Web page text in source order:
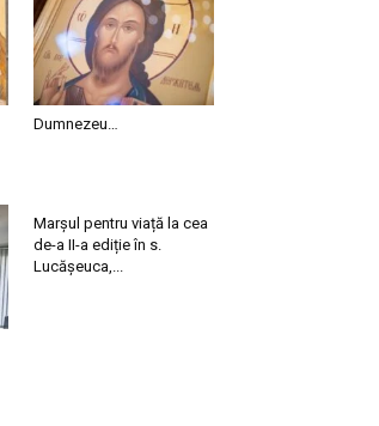
Dumnezeu…
Marșul pentru viață la cea
de-a II-a ediție în s.
Lucășeuca,...